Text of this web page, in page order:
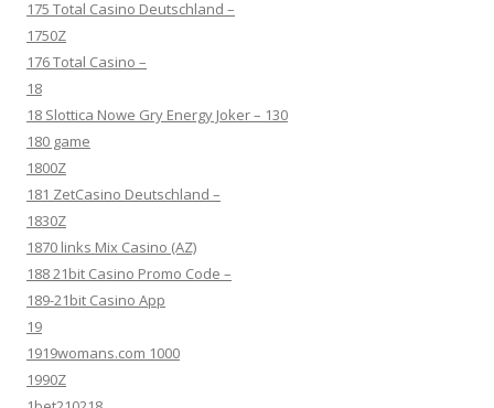
175 Total Casino Deutschland –
1750Z
176 Total Casino –
18
18 Slottica Nowe Gry Energy Joker – 130
180 game
1800Z
181 ZetCasino Deutschland –
1830Z
1870 links Mix Casino (AZ)
188 21bit Casino Promo Code –
189-21bit Casino App
19
1919womans.com 1000
1990Z